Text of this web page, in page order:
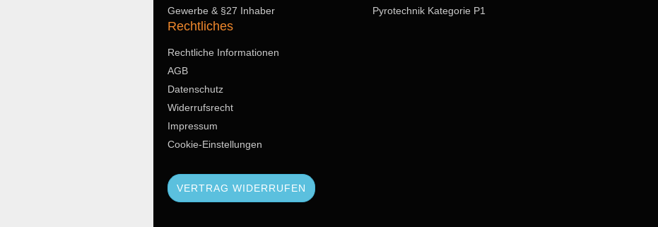
Gewerbe & §27 Inhaber
Pyrotechnik Kategorie P1
Rechtliches
Rechtliche Informationen
AGB
Datenschutz
Widerrufsrecht
Impressum
Cookie-Einstellungen
VERTRAG WIDERRUFEN